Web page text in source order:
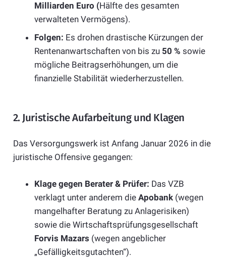
Milliarden Euro (Hälfte des gesamten
verwalteten Vermögens).
Folgen: Es drohen drastische Kürzungen der
Rentenanwartschaften von bis zu 50 % sowie
mögliche Beitragserhöhungen, um die
finanzielle Stabilität wiederherzustellen.
2. Juristische Aufarbeitung und Klagen
Das Versorgungswerk ist Anfang Januar 2026 in die
juristische Offensive gegangen:
Klage gegen Berater & Prüfer: Das VZB
verklagt unter anderem die Apobank (wegen
mangelhafter Beratung zu Anlagerisiken)
sowie die Wirtschaftsprüfungsgesellschaft
Forvis Mazars (wegen angeblicher
„Gefälligkeitsgutachten“).